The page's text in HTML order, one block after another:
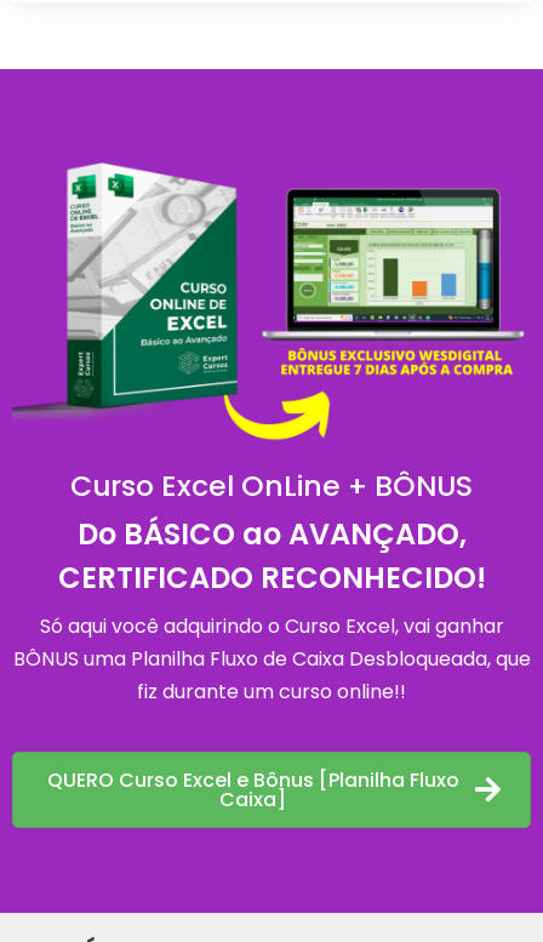
Curso Excel OnLine + BÔNUS
Do BÁSICO ao AVANÇADO,
CERTIFICADO RECONHECIDO!
Só aqui você adquirindo o Curso Excel, vai ganhar
BÔNUS uma Planilha Fluxo de Caixa Desbloqueada, que
fiz durante um curso online!!
QUERO Curso Excel e Bônus [Planilha Fluxo
Caixa]